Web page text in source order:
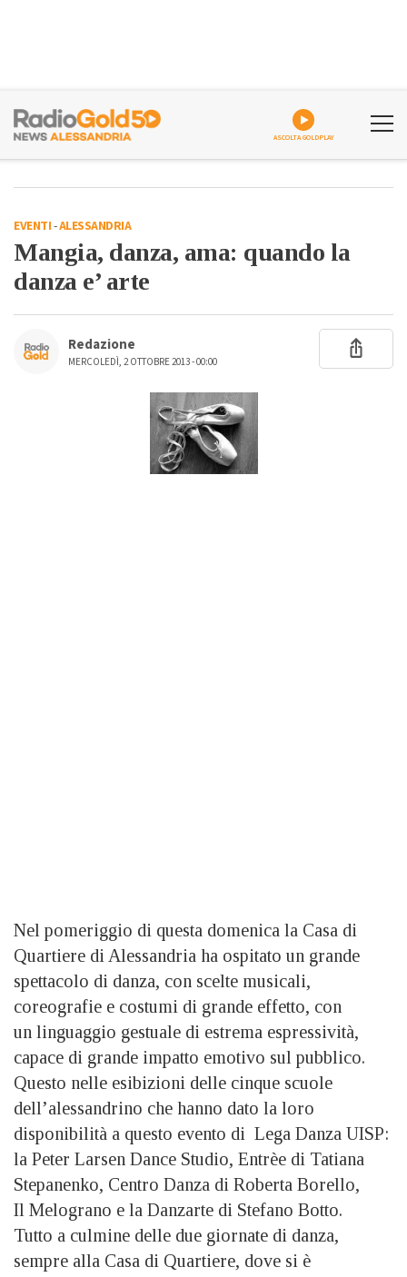
ASCOLTA GOLDPLAY
EVENTI-ALESSANDRIA
Mangia, danza, ama: quando la
danza e’ arte
Redazione
MERCOLEDÌ, 2 OTTOBRE 2013 - 00:00
Nel pomeriggio di questa domenica la Casa di
Quartiere di Alessandria ha ospitato un grande
spettacolo di danza, con scelte musicali,
coreografie e costumi di grande effetto, con
un linguaggio gestuale di estrema espressività,
capace di grande impatto emotivo sul pubblico.
Questo nelle esibizioni delle cinque scuole
dell’alessandrino che hanno dato la loro
disponibilità a questo evento di Lega Danza UISP:
la Peter Larsen Dance Studio, Entrèe di Tatiana
Stepanenko, Centro Danza di Roberta Borello,
Il Melograno e la Danzarte di Stefano Botto.
Tutto a culmine delle due giornate di danza,
sempre alla Casa di Quartiere, dove si è